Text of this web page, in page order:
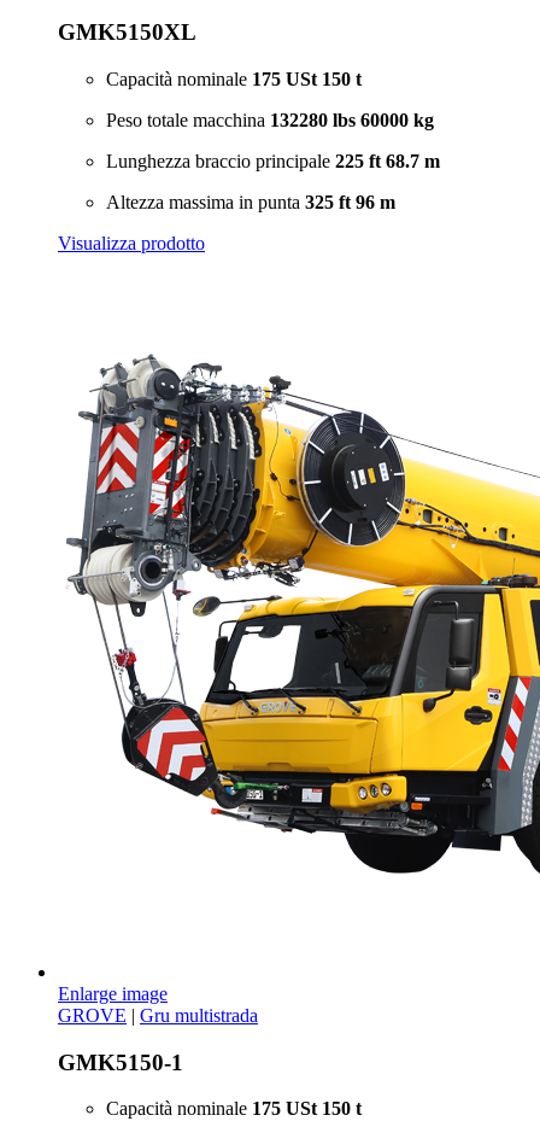
GMK5150XL
Capacità nominale 175 USt 150 t
Peso totale macchina 132280 lbs 60000 kg
Lunghezza braccio principale 225 ft 68.7 m
Altezza massima in punta 325 ft 96 m
Visualizza prodotto
Enlarge image
GROVE | Gru multistrada
GMK5150-1
Capacità nominale 175 USt 150 t